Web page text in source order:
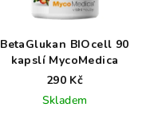
BetaGlukan BIOcell 90
kapslí MycoMedica
290 Kč
Skladem